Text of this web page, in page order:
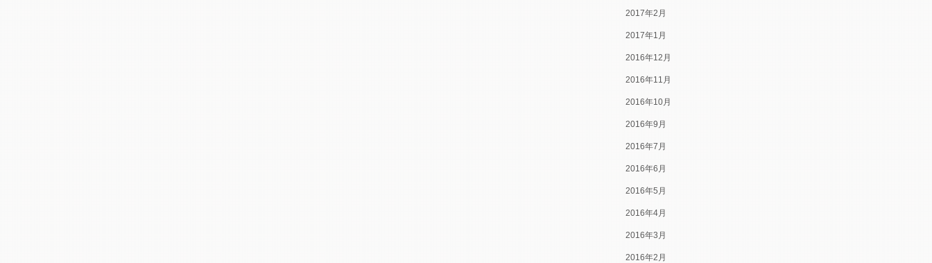
2017年2月
2017年1月
2016年12月
2016年11月
2016年10月
2016年9月
2016年7月
2016年6月
2016年5月
2016年4月
2016年3月
2016年2月